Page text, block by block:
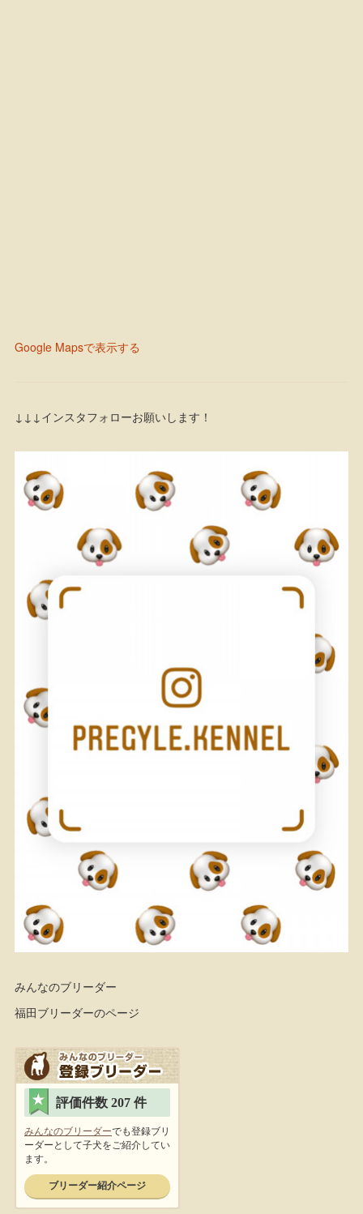
Google Mapsで表示する
↓↓↓インスタフォローお願いします！
みんなのブリーダー
福田ブリーダーのページ